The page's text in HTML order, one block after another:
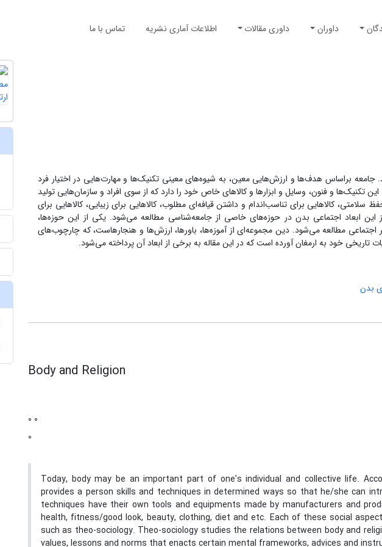
داوران داوری مقالات اطلاعات آماری نشریه تماس با ما
براساس هدف‌ها و ارزش‌هایی معین، به شیوه‌های معینی تکنیک‌ها و مهارت‌هایی در اختیار فرد
تکنیک‌ها و فنون، وسایل و ابزارها و کالاهای خاص خود را دارد که از سوی افراد و سازمان‌هایی تولید
کالاهایی برای تناسب‌اندام و داشتن قیافه‌ای مطلوب، کالاهایی برای زیبایی، کالاهایی برای
ابعاد اجتماعی بدن در حوزه‌های خاصی از جامعه‌شناسی مطالعه می‌شود. یکی از این حوزه‌ها،
مطالعه می‌شود. دین مجموعه‌ای از آموزه‌ها، باورها، ارزش‌ها و هنجارهاست، که چارچوب‌های
خود به ارمغان آورده است که در این مقاله به برخی از ابعاد آن پرداخته می‌شود.
بدن
Body and Religion
0 0
0
Today, body may be an important part of one’s individual and collective life.
provides a person skills and techniques in determined ways so that he/she can
techniques have their own tools and equipments made by manufacturers and
health, fitness/good look, beauty, clothing, diet and etc. Each of these social
such as theo-sociology. Theo-sociology studies the relations between body and
values, lessons and norms that enacts certain mental frameworks, advices and